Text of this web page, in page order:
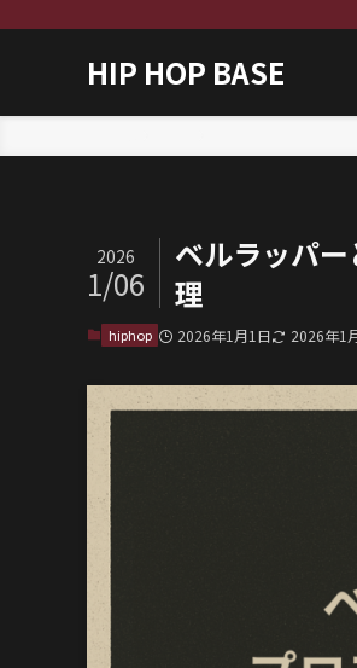
HIP HOP BASE
ベルラッパ
理
2026
1/06
hiphop 2026年1月1日 2026年1